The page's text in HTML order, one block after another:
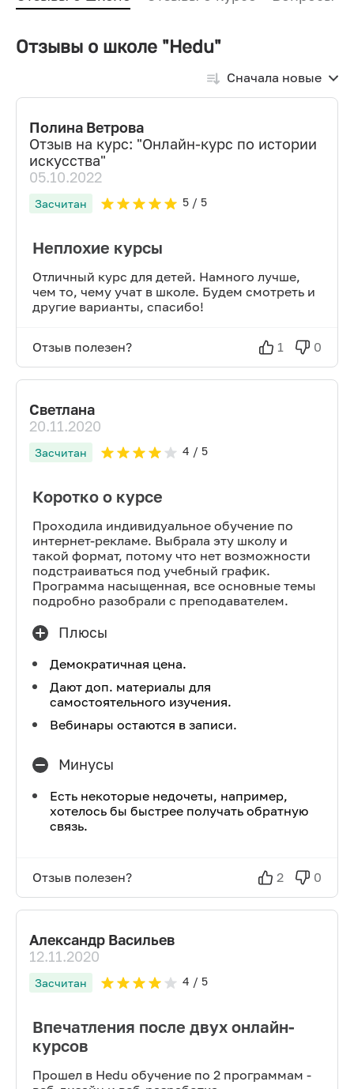
Отзывы о школе "Hedu"
Сначала новые
Полина Ветрова
Отзыв на курс: "Онлайн-курс по истории
искусства"
05.10.2022
Засчитан 5/ 5
Неплохие курсы
Отличный курс для детей. Намного лучше,
чем то, чему учат в школе. Будем смотреть и
другие варианты, спасибо!
Отзыв полезен? 1 0
Светлана
20.11.2020
Засчитан 4 / 5
Коротко о курсе
Проходила индивидуальное обучение по
интернет-рекламе. Выбрала эту школу и
такой формат, потому что нет возможности
подстраиваться под учебный график.
Программа насыщенная, все основные темы
подробно разобрали с преподавателем.
Плюсы
Демократичная цена.
Дают доп. материалы для
самостоятельного изучения.
Вебинары остаются в записи.
Минусы
Есть некоторые недочеты, например,
хотелось бы быстрее получать обратную
связь.
Отзыв полезен? 2 0
Александр Васильев
12.11.2020
Засчитан 4 / 5
Впечатления после двух онлайн-
курсов
Прошел в Hedu обучение по 2 программам -